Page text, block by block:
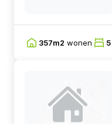
357m2 wonen 5